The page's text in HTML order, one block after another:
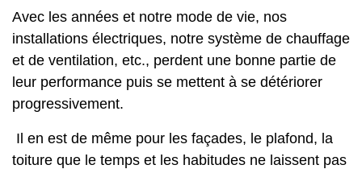
Avec les années et notre mode de vie, nos
installations électriques, notre système de chauffage
et de ventilation, etc., perdent une bonne partie de
leur performance puis se mettent à se détériorer
progressivement.
Il en est de même pour les façades, le plafond, la
toiture que le temps et les habitudes ne laissent pas